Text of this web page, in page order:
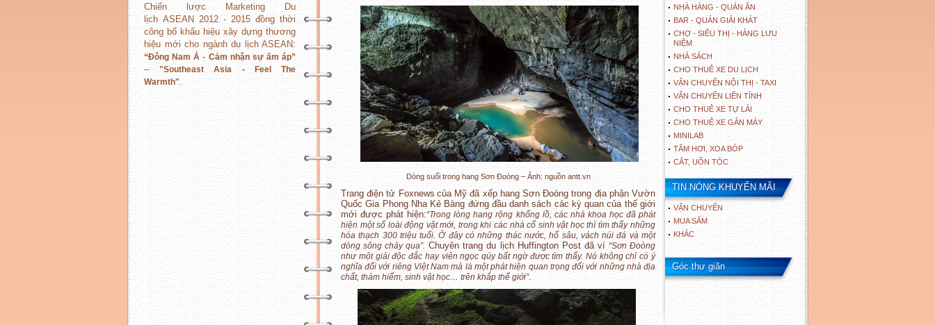
Chiến lược Marketing Du
lịch ASEAN 2012 - 2015 đồng thời
công bố khẩu hiệu xây dựng thương
hiệu mới cho ngành du lịch ASEAN:
“Đông Nam Á - Cảm nhận sự ấm áp”
–"Southeast Asia - Feel The
Warmth".
Dòng suối trong hang Sơn Đoòng – Ảnh: nguồn antt.vn
Trang điện tử Foxnews của Mỹ đã xếp hang Sơn Đoòng trong địa phận Vườn
Quốc Gia Phong Nha Kẻ Bàng đứng đầu danh sách các kỳ quan của thế giới
mới được phát hiện:“Trong lòng hang rộng khổng lồ, các nhà khoa học đã phát
hiện một số loài động vật mới, trong khi các nhà cổ sinh vật học thì tìm thấy những
hóa thạch 300 triệu tuổi. Ở đây có những thác nước, hố sâu, vách núi đá và một
dòng sông chảy qua”. Chuyên trang du lịch Huffington Post đã ví “Sơn Đoòng
như một giải độc đắc hay viên ngọc qúy bất ngờ được tìm thấy. Nó không chỉ có ý
nghĩa đối với riêng Việt Nam mà là một phát hiện quan trọng đối với những nhà địa
chất, thám hiểm, sinh vật học… trên khắp thế giới”.
NHÀ HÀNG - QUÁN ĂN
BAR - QUÁN GIẢI KHÁT
CHỢ - SIÊU THỊ - HÀNG LƯU
NIỆM
NHÀ SÁCH
CHO THUÊ XE DU LỊCH
VẬN CHUYỂN NỘI THỊ - TAXI
VẬN CHUYỂN LIÊN TỈNH
CHO THUÊ XE TỰ LÁI
CHO THUÊ XE GẮN MÁY
MINILAB
TẮM HƠI, XOA BÓP
CẮT, UỐN TÓC
TIN NÓNG KHUYẾN MÃI
VẬN CHUYỂN
MUA SẮM
KHÁC
Góc thư giãn